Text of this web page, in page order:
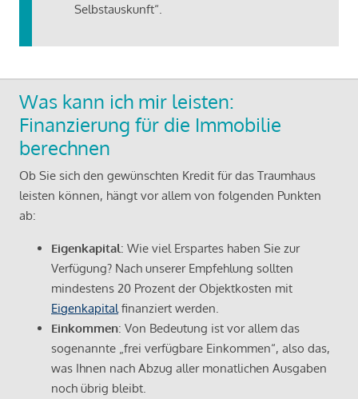
Selbstauskunft“.
Was kann ich mir leisten:
Finanzierung für die Immobilie
berechnen
Ob Sie sich den gewünschten Kredit für das Traumhaus
leisten können, hängt vor allem von folgenden Punkten
ab:
Eigenkapital: Wie viel Erspartes haben Sie zur
Verfügung? Nach unserer Empfehlung sollten
mindestens 20 Prozent der Objektkosten mit
Eigenkapital finanziert werden.
Einkommen: Von Bedeutung ist vor allem das
sogenannte „frei verfügbare Einkommen“, also das,
was Ihnen nach Abzug aller monatlichen Ausgaben
noch übrig bleibt.